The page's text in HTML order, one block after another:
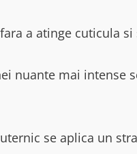
a atinge cuticula
nuante mai intense
se aplica un